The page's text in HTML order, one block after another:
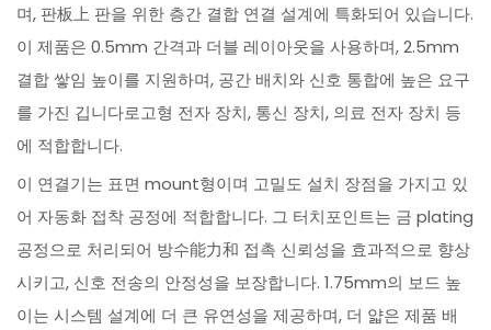
며, 판板上 판을 위한 층간 결합 연결 설계에 특화되어 있습니다.
이 제품은 0.5mm 간격과 더블 레이아웃을 사용하며, 2.5mm
결합 쌓임 높이를 지원하며, 공간 배치와 신호 통합에 높은 요구
를 가진 깁니다로고형 전자 장치, 통신 장치, 의료 전자 장치 등
에 적합합니다.
이 연결기는 표면 mount형이며 고밀도 설치 장점을 가지고 있
어 자동화 접착 공정에 적합합니다. 그 터치포인트는 금 plating
공정으로 처리되어 방수能力和 접촉 신뢰성을 효과적으로 향상
시키고, 신호 전송의 안정성을 보장합니다. 1.75mm의 보드 높
이는 시스템 설계에 더 큰 유연성을 제공하며, 더 얇은 제품 배